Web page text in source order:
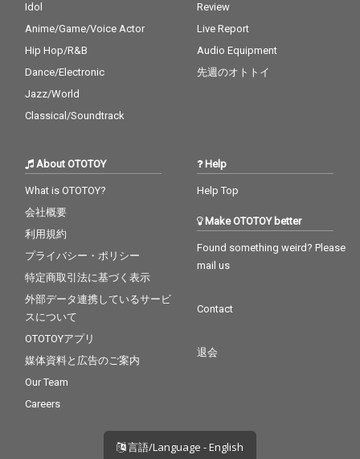
Idol
Anime/Game/Voice Actor
Hip Hop/R&B
Dance/Electronic
Jazz/World
Classical/Soundtrack
Review
Live Report
Audio Equipment
先週のオトトイ
About OTOTOY
What is OTOTOY?
会社概要
利用規約
プライバシー・ポリシー
特定商取引法に基づく表示
外部データ連携しているサービ
スについて
OTOTOYアプリ
媒体資料と広告のご案内
Our Team
Careers
Help
Help Top
Make OTOTOY better
Found something weird? Please
mail us
Contact
退会
言語/Language - English